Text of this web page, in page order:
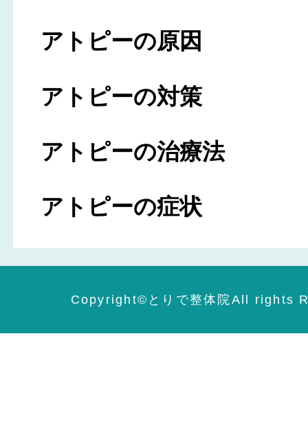
アトピーの原因
アトピーの対策
アトピーの治療法
アトピーの症状
Copyright©️とりで整体院All rights